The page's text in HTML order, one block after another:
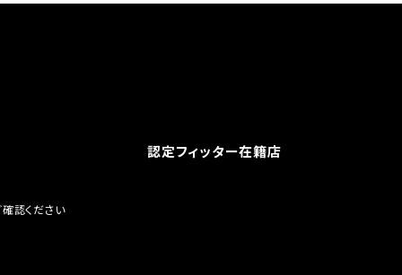
認定フィッター在籍店
認ください